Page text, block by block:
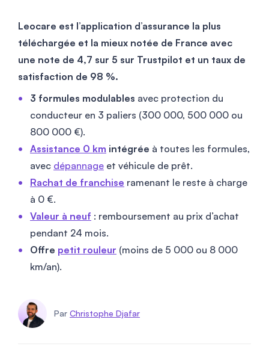
Leocare est l’application d’assurance la plus
téléchargée et la mieux notée de France avec
une note de 4,7 sur 5 sur Trustpilot et un taux de
satisfaction de 98 %.
3 formules modulables avec protection du
conducteur en 3 paliers (300 000, 500 000 ou
800 000 €).
Assistance 0 km intégrée à toutes les formules,
avec dépannage et véhicule de prêt.
Rachat de franchise ramenant le reste à charge
à 0 €.
Valeur à neuf : remboursement au prix d’achat
pendant 24 mois.
Offre petit rouleur (moins de 5 000 ou 8 000
km/an).
Par Christophe Djafar